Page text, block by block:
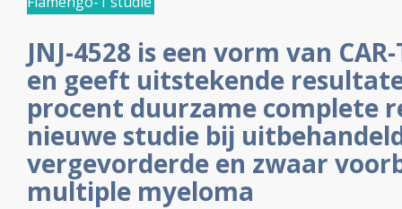
JNJ-4528 is een vorm van
en geeft uitstekende
procent duurzame complete
nieuwe studie bij
vergevorderde en zwaar
multiple myeloma